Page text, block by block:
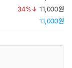
34%↓ 11,000원
11,000원